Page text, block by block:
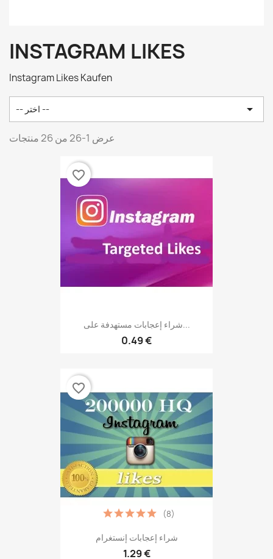
INSTAGRAM LIKES
Instagram Likes Kaufen
-- اختر -- 
عرض 1-26 من 26 منتجات
شراء إعجابات مستهدفة على...
0.49 €
favorite_border
شراء إعجابات إنستغرام
1.29 €
(8)
favorite_border